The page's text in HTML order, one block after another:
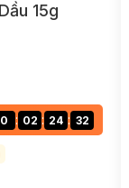
15g
0 : 02 : 24 : 32